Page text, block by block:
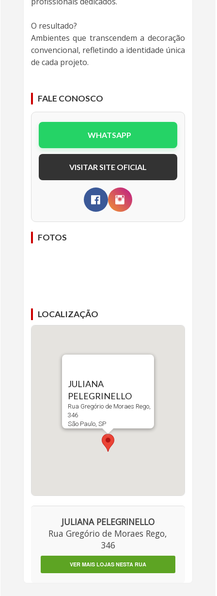
O resultado?
Ambientes que transcendem a decoração
convencional, refletindo a identidade única
de cada projeto.
FALE CONOSCO
WHATSAPP
VISITAR SITE OFICIAL
FOTOS
LOCALIZAÇÃO
JULIANA
PELEGRINELLO
Rua Gregório de Moraes Rego,
346
São Paulo, SP
JULIANA PELEGRINELLO
Rua Gregório de Moraes Rego,
346
VER MAIS LOJAS NESTA RUA